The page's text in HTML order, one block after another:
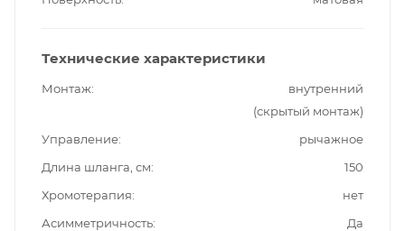
Технические характеристики
Монтаж
внутренний
(скрытый монтаж)
Управление
рычажное
Длина шланга, см
150
Хромотерапия
нет
Асимметричность
Да